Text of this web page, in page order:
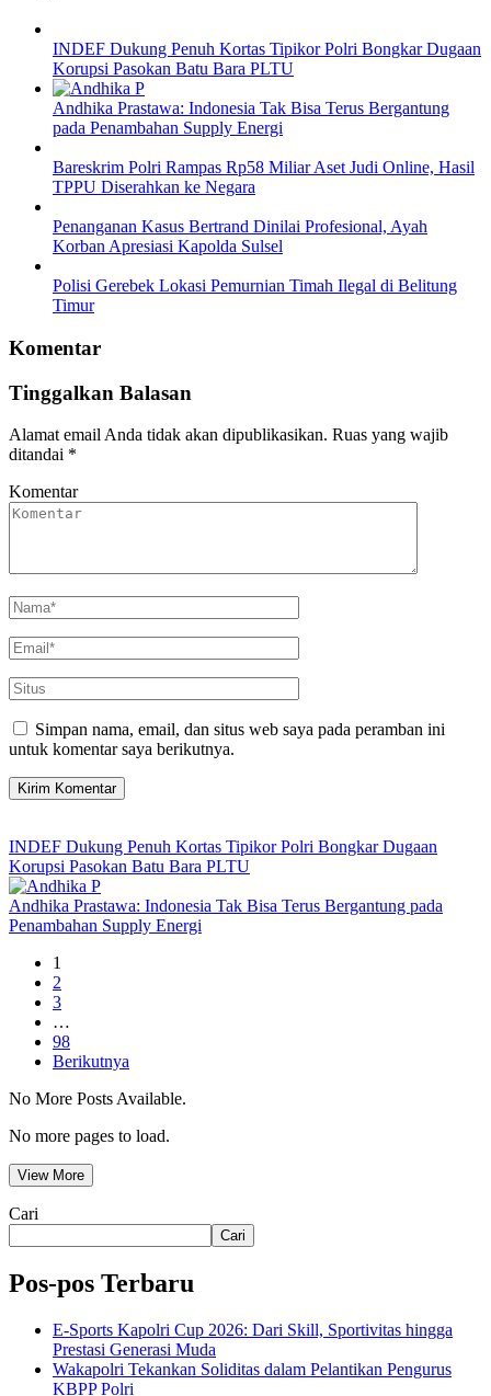
INDEF Dukung Penuh Kortas Tipikor Polri Bongkar Dugaan
Korupsi Pasokan Batu Bara PLTU
Andhika Prastawa: Indonesia Tak Bisa Terus Bergantung
pada Penambahan Supply Energi
Bareskrim Polri Rampas Rp58 Miliar Aset Judi Online, Hasil
TPPU Diserahkan ke Negara
Penanganan Kasus Bertrand Dinilai Profesional, Ayah
Korban Apresiasi Kapolda Sulsel
Polisi Gerebek Lokasi Pemurnian Timah Ilegal di Belitung
Timur
Komentar
Tinggalkan Balasan
Alamat email Anda tidak akan dipublikasikan. Ruas yang wajib
ditandai *
Komentar
Simpan nama, email, dan situs web saya pada peramban ini
untuk komentar saya berikutnya.
INDEF Dukung Penuh Kortas Tipikor Polri Bongkar Dugaan
Korupsi Pasokan Batu Bara PLTU
Andhika Prastawa: Indonesia Tak Bisa Terus Bergantung pada
Penambahan Supply Energi
1
2
3
…
98
Berikutnya
No More Posts Available.
No more pages to load.
View More
Cari
Cari
Pos-pos Terbaru
E-Sports Kapolri Cup 2026: Dari Skill, Sportivitas hingga
Prestasi Generasi Muda
Wakapolri Tekankan Soliditas dalam Pelantikan Pengurus
KBPP Polri